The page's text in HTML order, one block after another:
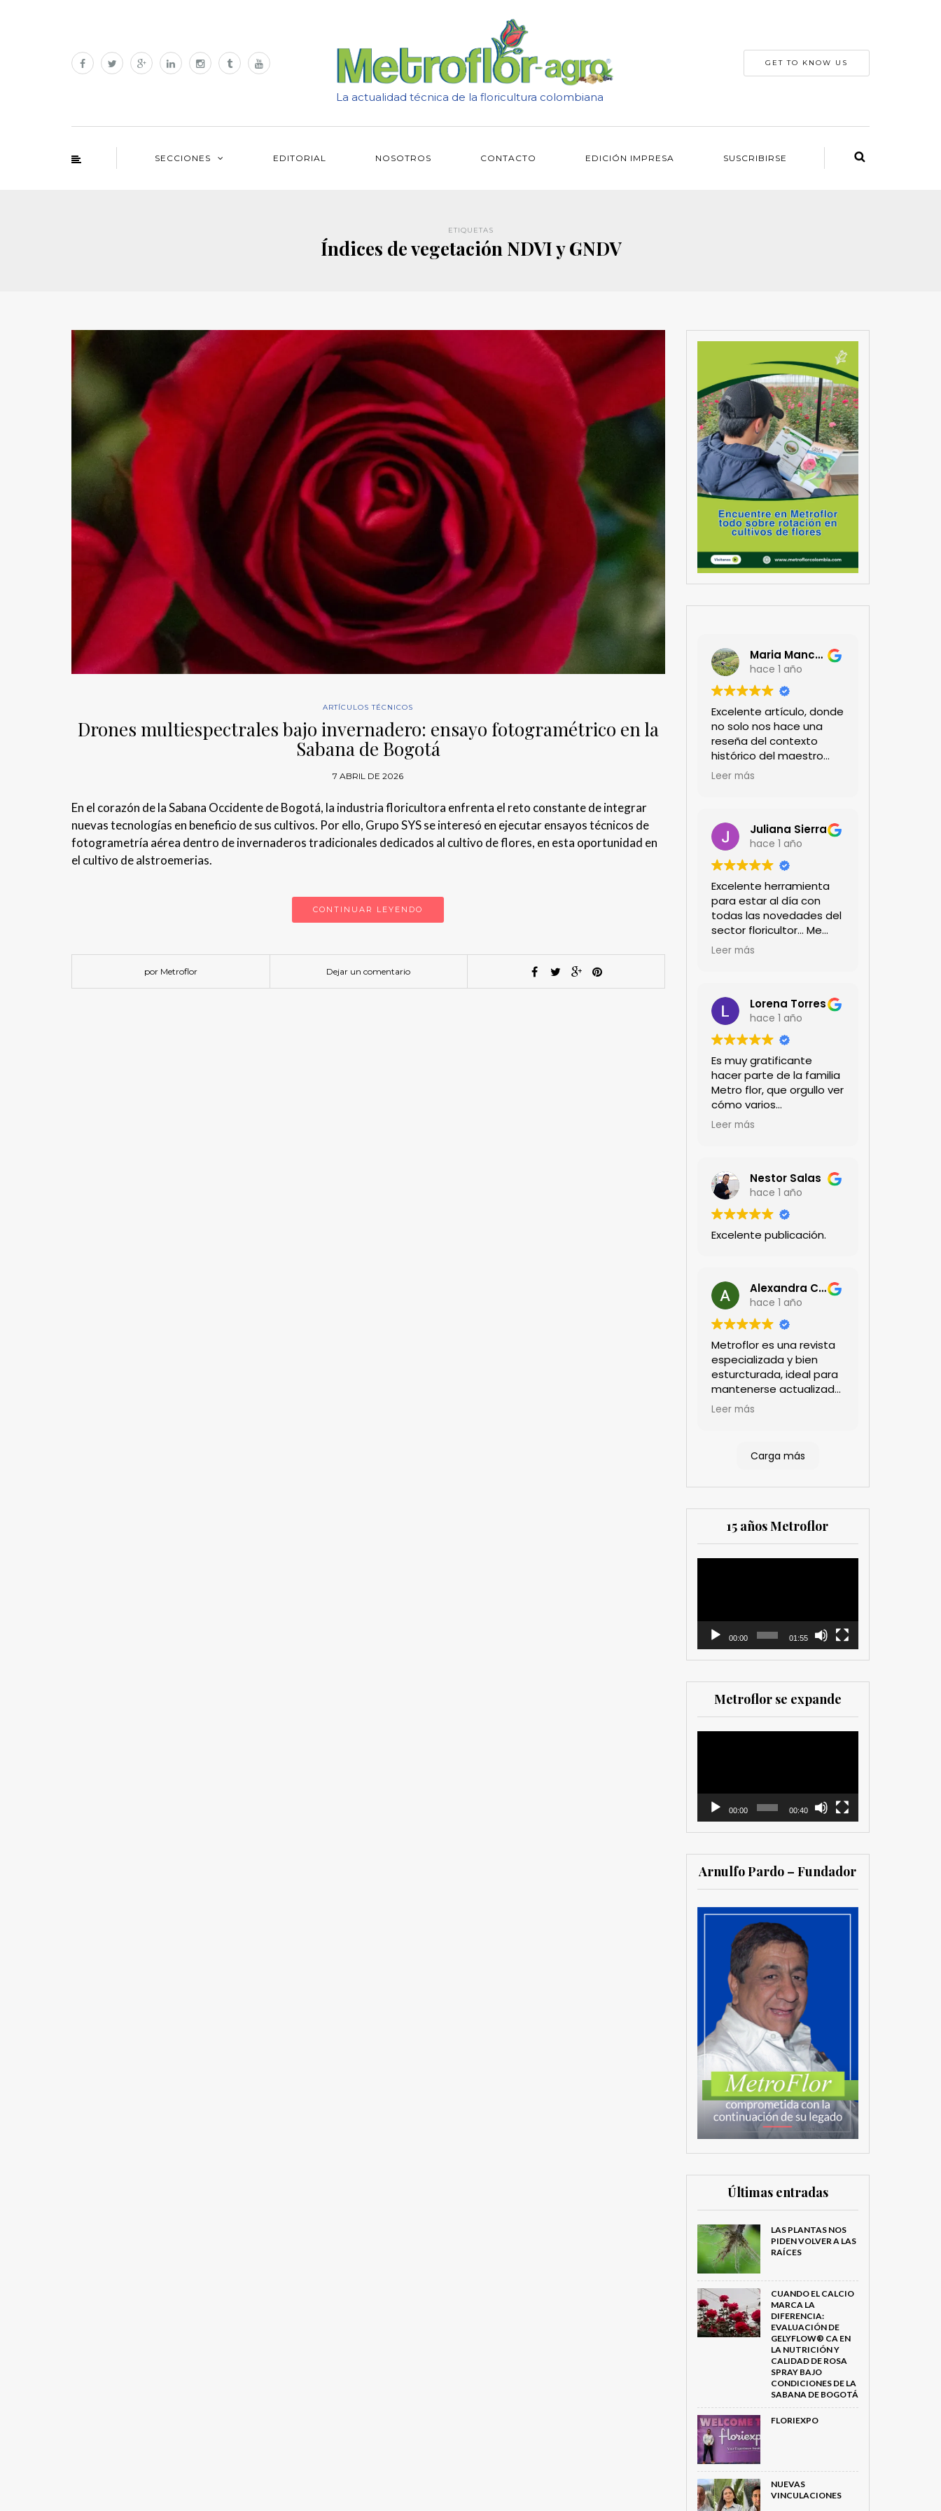
La actualidad técnica de la floricultura colombiana
GET TO KNOW US
SECCIONES EDITORIAL NOSOTROS CONTACTO EDICIÓN IMPRESA SUSCRIBIRSE
ETIQUETAS
Índices de vegetación NDVI y GNDV
ARTÍCULOS TÉCNICOS
Drones multiespectrales bajo invernadero: ensayo fotogramétrico en la
Sabana de Bogotá
7 ABRIL DE 2026
En el corazón de la Sabana Occidente de Bogotá, la industria floricultora enfrenta el reto constante de integrar
nuevas tecnologías en beneficio de sus cultivos. Por ello, Grupo SYS se interesó en ejecutar ensayos técnicos de
fotogrametría aérea dentro de invernaderos tradicionales dedicados al cultivo de flores, en esta oportunidad en
el cultivo de alstroemerias.
CONTINUAR LEYENDO
por Metroflor Dejar un comentario
Maria Mancera
hace 1 año
Excelente artículo, donde
no solo nos hace una
reseña del contexto
histórico del maestro
jardinero japonés si no
Felicitaciones!!
Leer más
Juliana Sierra
hace 1 año
Excelente herramienta
para estar al día con
todas las novedades del
sector floricultor... Me
encanta!!!
Leer más
Lorena Torres
hace 1 año
Es muy gratificante
hacer parte de la familia
Metro flor, que orgullo ver
cómo varios
profesionales hombres y
técnicas. Gracias por
mantenernos al día.mil
GRACIAS
Leer más
Nestor Salas
hace 1 año
Excelente publicación.
Alexandra Castillo
hace 1 año
Metroflor es una revista
especializada y bien
esturcturada, ideal para
mantenerse actualizado
en el sector floricultor.
estratégica, las
sector así como los
cubrimientos de los
eventos sociales de las
compañías. Es una
que trabajan en el sector
Leer más
Carga más
15 años Metroflor
00:00 01:55
Metroflor se expande
00:00 00:40
Arnulfo Pardo – Fundador
Últimas entradas
LAS PLANTAS NOS
PIDEN VOLVER A LAS
RAÍCES
CUANDO EL CALCIO
MARCA LA
DIFERENCIA:
EVALUACIÓN DE
GELYFLOW® CA EN
LA NUTRICIÓN Y
CALIDAD DE ROSA
SPRAY BAJO
CONDICIONES DE LA
SABANA DE BOGOTÁ
FLORIEXPO
NUEVAS
VINCULACIONES